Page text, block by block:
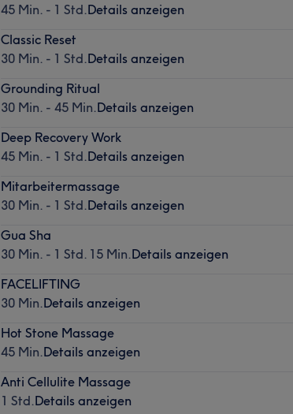
45 Min. - 1 Std.Details anzeigen
Classic Reset
30 Min. - 1 Std.Details anzeigen
Grounding Ritual
30 Min. - 45 Min.Details anzeigen
Deep Recovery Work
45 Min. - 1 Std.Details anzeigen
Mitarbeitermassage
30 Min. - 1 Std.Details anzeigen
Gua Sha
30 Min. - 1 Std. 15 Min.Details anzeigen
FACELIFTING
30 Min.Details anzeigen
Hot Stone Massage
45 Min.Details anzeigen
Anti Cellulite Massage
1 Std.Details anzeigen